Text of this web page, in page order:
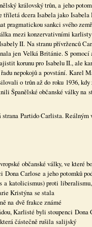
královský trůn, a jeho
tříletá dcera Isabela jako
pragmatickou sankci svého
mezi konzervativními karlisty
II. Na stranu přívrženců
jen Velká Británie. S pomocí
korunu pro Isabelu II., ale
nepokojů a povstání. Karel
o trůn až do roku 1936, kdy
Španělské občanské války na
Partido Carlista. Reálným
občanské války, ve které
Carlose a jeho potomků
a katolicismus) proti
Kristýna se stala
na dvě frakce známé
Karlisté byli stoupenci Dona
částečně rušila salijský